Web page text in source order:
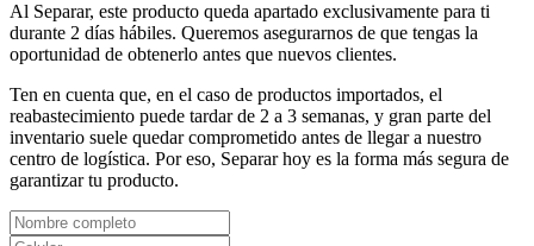
Al Separar, este producto queda apartado exclusivamente para ti
durante 2 días hábiles. Queremos asegurarnos de que tengas la
oportunidad de obtenerlo antes que nuevos clientes.
Ten en cuenta que, en el caso de productos importados, el
reabastecimiento puede tardar de 2 a 3 semanas, y gran parte del
inventario suele quedar comprometido antes de llegar a nuestro
centro de logística. Por eso, Separar hoy es la forma más segura de
garantizar tu producto.